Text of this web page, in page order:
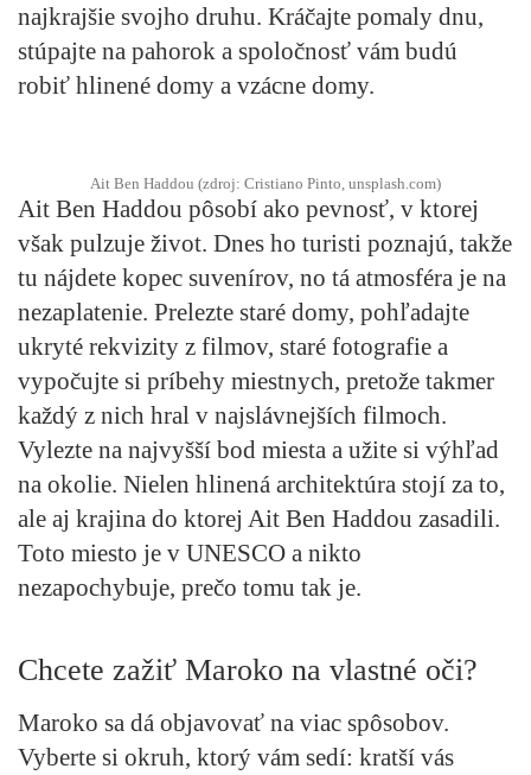
najkrajšie svojho druhu. Kráčajte pomaly dnu,
stúpajte na pahorok a spoločnosť vám budú
robiť hlinené domy a vzácne domy.
Ait Ben Haddou (zdroj: Cristiano Pinto, unsplash.com)
Ait Ben Haddou pôsobí ako pevnosť, v ktorej
však pulzuje život. Dnes ho turisti poznajú, takže
tu nájdete kopec suvenírov, no tá atmosféra je na
nezaplatenie. Prelezte staré domy, pohľadajte
ukryté rekvizity z filmov, staré fotografie a
vypočujte si príbehy miestnych, pretože takmer
každý z nich hral v najslávnejších filmoch.
Vylezte na najvyšší bod miesta a užite si výhľad
na okolie. Nielen hlinená architektúra stojí za to,
ale aj krajina do ktorej Ait Ben Haddou zasadili.
Toto miesto je v UNESCO a nikto
nezapochybuje, prečo tomu tak je.
Chcete zažiť Maroko na vlastné oči?
Maroko sa dá objavovať na viac spôsobov.
Vyberte si okruh, ktorý vám sedí: kratší vás